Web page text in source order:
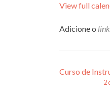
View full
Adicione o
Curso de
2